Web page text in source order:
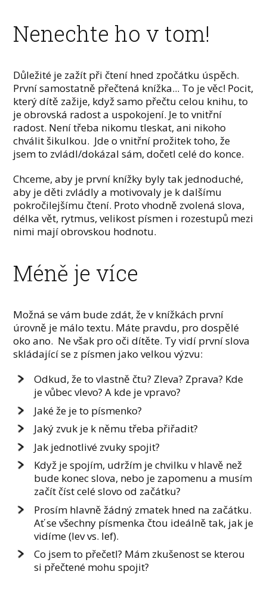
Nenechte ho v tom!
Důležité je zažít při čtení hned zpočátku úspěch.
První samostatně přečtená knížka... To je věc! Pocit,
který dítě zažije, když samo přečtu celou knihu, to
je obrovská radost a uspokojení. Je to vnitřní
radost. Není třeba nikomu tleskat, ani nikoho
chválit šikulkou. Jde o vnitřní prožitek toho, že
jsem to zvládl/dokázal sám, dočetl celé do konce.
Chceme, aby je první knížky byly tak jednoduché,
aby je děti zvládly a motivovaly je k dalšímu
pokročilejšímu čtení. Proto vhodně zvolená slova,
délka vět, rytmus, velikost písmen i rozestupů mezi
nimi mají obrovskou hodnotu.
Méně je více
Možná se vám bude zdát, že v knížkách první
úrovně je málo textu. Máte pravdu, pro dospělé
oko ano. Ne však pro oči dítěte. Ty vidí první slova
skládající se z písmen jako velkou výzvu:
Odkud, že to vlastně čtu? Zleva? Zprava? Kde
je vůbec vlevo? A kde je vpravo?
Jaké že je to písmenko?
Jaký zvuk je k němu třeba přiřadit?
Jak jednotlivé zvuky spojit?
Když je spojím, udržím je chvilku v hlavě než
bude konec slova, nebo je zapomenu a musím
začít číst celé slovo od začátku?
Prosím hlavně žádný zmatek hned na začátku.
Ať se všechny písmenka čtou ideálně tak, jak je
vidíme (lev vs. lef).
Co jsem to přečetl? Mám zkušenost se kterou
si přečtené mohu spojit?